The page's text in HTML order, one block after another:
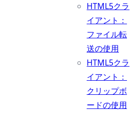
HTML5クラ
イアント：
ファイル転
送の使用
HTML5クラ
イアント：
クリップボ
ードの使用